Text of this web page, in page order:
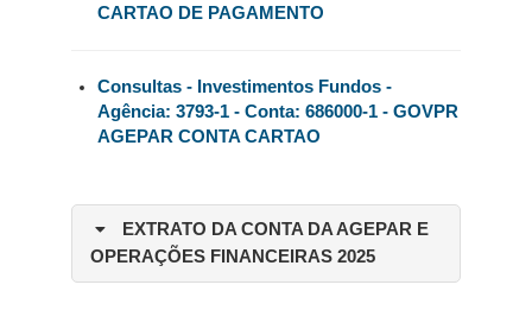
CARTAO DE PAGAMENTO
Consultas - Investimentos Fundos -
Agência: 3793-1 - Conta: 686000-1 - GOVPR
AGEPAR CONTA CARTAO
EXTRATO DA CONTA DA AGEPAR E
OPERAÇÕES FINANCEIRAS 2025